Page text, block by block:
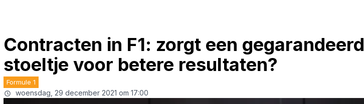
Contracten in F1: zorgt een gegarandeerd
stoeltje voor betere resultaten?
Formule 1
woensdag, 29 december 2021 om 17:00